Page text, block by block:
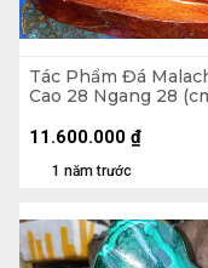
Tác Phẩm Đá
Cao 28 Ngang 28
1 năm trước
11.600.000 ₫